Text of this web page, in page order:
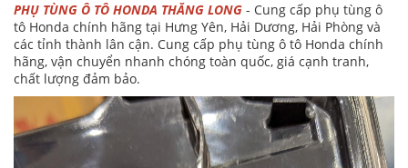
PHỤ TÙNG Ô TÔ HONDA THĂNG LONG - Cung cấp phụ tùng ô
tô Honda chính hãng tại Hưng Yên, Hải Dương, Hải Phòng và
các tỉnh thành lân cận. Cung cấp phụ tùng ô tô Honda chính
hãng, vận chuyển nhanh chóng toàn quốc, giá cạnh tranh,
chất lượng đảm bảo.